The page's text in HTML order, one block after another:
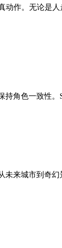
动作。无论是
持角色一致性
未来城市到奇